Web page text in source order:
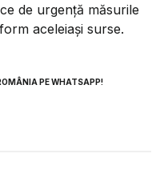
de urgență măsurile
aceleiași surse.
PE WHATSAPP!